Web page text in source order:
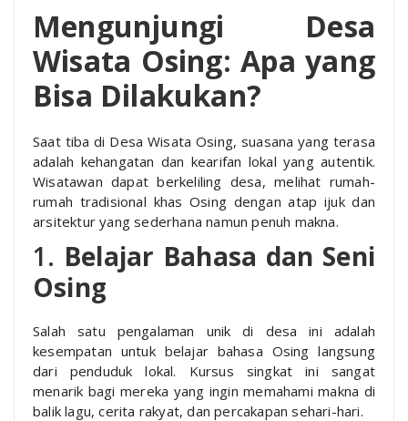
Mengunjungi Desa
Wisata Osing: Apa yang
Bisa Dilakukan?
Saat tiba di Desa Wisata Osing, suasana yang terasa
adalah kehangatan dan kearifan lokal yang autentik.
Wisatawan dapat berkeliling desa, melihat rumah-
rumah tradisional khas Osing dengan atap ijuk dan
arsitektur yang sederhana namun penuh makna.
1. Belajar Bahasa dan Seni
Osing
Salah satu pengalaman unik di desa ini adalah
kesempatan untuk belajar bahasa Osing langsung
dari penduduk lokal. Kursus singkat ini sangat
menarik bagi mereka yang ingin memahami makna di
balik lagu, cerita rakyat, dan percakapan sehari-hari.